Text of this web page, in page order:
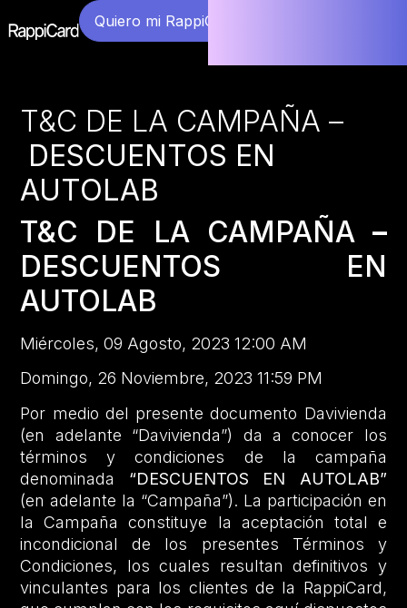
Quiero mi RappiCard
T&C DE LA CAMPAÑA –
DESCUENTOS EN
AUTOLAB
T&C DE LA CAMPAÑA –
DESCUENTOS EN
AUTOLAB
Miércoles, 09 Agosto, 2023 12:00 AM
Domingo, 26 Noviembre, 2023 11:59 PM
Por medio del presente documento Davivienda
(en adelante “Davivienda”) da a conocer los
términos y condiciones de la campaña
denominada “DESCUENTOS EN AUTOLAB”
(en adelante la “Campaña”). La participación en
la Campaña constituye la aceptación total e
incondicional de los presentes Términos y
Condiciones, los cuales resultan definitivos y
vinculantes para los clientes de la RappiCard,